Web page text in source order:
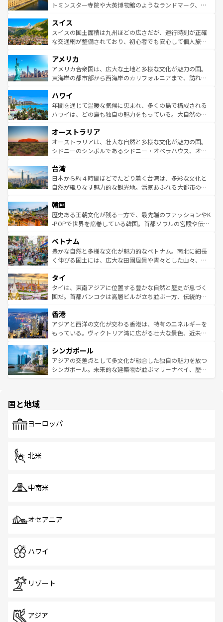
らに、パリ以外の地域にも魅力が溢れており、どの街角に
れる地方に足を運ぶとそれぞれで全く異なる文化を体験で
きるだろう。 なお、新着のフランス情報はコンテンツ一覧
を参照してほしい。
してライン川沿いのワイン畑といった風景は必見。ビール
は、お酒好きな人にはぜひ体験してほしい。 なお、新着の
ドイツ情報はコンテンツ一覧を参照してほしい。
トミンスター寺院や大英博物館のようなランドマーク、歴
リアごとに異なる魅力がある。また、優雅なアフタヌーン
ティー、ビール好きにはたまらない英国パブ、サッカー観
戦など、本場だからこそできる体験も豊富。イギリスを旅
ンツ一覧を参照してほしい。
スイス
スイスの国土面積は九州ほどの広さだが、運行時刻が正確
な交通網が整備されており、初心者でも安心して個人旅行
の建物がそのまま残る町や、スイスならではのユニークな
博物館もあり、アルプス観光だけでなく町歩きも満喫する
ことができる。国民の所得が高いため物価も高いが、旅行
ば市内交通費無料で観光を楽しむこともできる。 なお、新
着のスイス情報はコンテンツ一覧 を参照してほしい。
アメリカ
アメリカ合衆国は、広大な土地と多様な文化が魅力の国。
東海岸の都市部から西海岸のカリフォルニアまで、訪れる
のような巨大都市は、観光、ショッピング、エンターテイ
ンメントが詰まった刺激的なスポットだ。一方、アメリカ
西部には大自然が広がり、グランドキャニオンやイエロー
部のニューオーリンズでは、音楽と美食が融合した独特の
文化が魅力。旅行者はアメリカの各地域で異なる魅力を楽
しみながら、その多様性と豊かな歴史を感じることができ
ならではの贅沢な旅のスタイルだ。 なお、新着のアメリカ
情報はコンテンツ一覧を参照してほしい。
ハワイ
年間を通じて温暖な気候に恵まれ、多くの島で構成される
ハワイは、どの島も独自の魅力をもっている。大自然の神
ワイ島は見逃せない。また、定番の観光地といえばオアフ
島だが、静かな自然を求めるならマウイ島やカウアイ島が
おすすめ。エメラルドグリーンに輝く海をはじめ、豊かな
れるおもてなしの心で訪れる人々を迎えてくれるハワイの
人々、おいしいローカルフードやハワイアンミュージッ
ク、伝統的なフラダンスなど、すべてがハワイの魅力を彩
ワイを、存分に味わってほしい。 なお、新着のハワイ情報
はコンテンツ一覧を参照してほしい。
オーストラリア
オーストラリアは、壮大な自然と多様な文化が魅力の国。
シドニーのシンボルであるシドニー・オペラハウス、オー
リアリーフや大陸中央部にそびえるウルル（エアーズロッ
ク）、タスマニアの美しい原生林やケアンズの熱帯雨林な
ど、見どころがたくさん。また、カフェやワイン、オージ
いる。アクティビティも充実しており、サーフィンやダイ
ビング、ハイキングなど、アウトドア好きにはたまらな
い。オーストラリアの多彩な魅力を存分に味わいつくそ
参照してほしい。
台湾
日本から約４時間ほどでたどり着く台湾は、多彩な文化と
自然が織りなす魅力的な観光地。活気あふれる大都市の台
ン）、静ひつな山岳地帯である台湾東部など、都市の喧騒
と山間の静けさが共存しており、訪れる人に新しい発見と
驚きをもたらしてくれる。また、奥深い台湾の食文化も魅
容にもいいと評判のスイーツなど、バラエティ豊かな料理
が味わえる。 なお、新着の台湾情報は コンテンツ一覧を参
照してほしい。
韓国
歴史ある王朝文化が残る一方で、最先端のファッションやK
-POPで世界を席巻している韓国。首都ソウルの宮殿や伝統
き、地方に足を延ばせば四季折々の自然美を楽しむことが
できる。そして、キムチや焼肉、絶品のストリートフード
まで、さまざまな韓国料理が待っている。夜には、韓国な
リティに包まれながら、韓国の多彩な魅力を心ゆくまで味
わってみてほしい。 なお、新着の韓国情報はコンテンツ一
覧を参照してほしい。
ベトナム
豊かな自然と多様な文化が魅力的なベトナム。南北に細長
く伸びる国土には、広大な田園風景や青々とした山々、世
急速な発展と共に伝統が息づく。ハノイの古い町並みやホ
ーチミン市のフランス統治時代の建物も、独特の雰囲気を
醸し出している。また、バラエティの豊かさとおいしさで
とつ。フォーやバインミー、ベトナムコーヒーなどは、ぜ
ひ現地で味わいたい。どの地域を訪れてもあたたかい人々
が旅行者を迎えてくれるので、きっと忘れられない旅にな
参照してほしい。
タイ
タイは、東南アジアに位置する豊かな自然と歴史が息づく
国だ。首都バンコクは高層ビルが立ち並ぶ一方、伝統的な
の活気が交差している。北部ではチェンマイなどの山岳地
帯で自然と触れ合い、南部ではプーケットやクラビの美し
いビーチでリゾート気分を楽しむことができる。タイ料理
激する。気候は一年中温暖で、どの季節にも異なる楽しみ
が待っている。親しみやすいタイの人々、仏教を中心とし
た文化、そして多様な観光資源が、訪れる旅人を魅了し続
香港
アジアと西洋の文化が交わる香港は、特有のエネルギーを
もっている。ヴィクトリア湾に広がる壮大な景色、近未来
み、どこを訪れても感動するはず。観光スポットが密集し
ており、効率よく見どころを回れるのも魅力。息をのむよ
うな絶景から文化的な体験まで、香港を存分に楽しみ尽く
シンガポール
アジアの交差点として多文化が融合した独自の魅力を放つ
シンガポール。未来的な建築物が並ぶマリーナベイ、歴史
で、ホーカーズは地元の風情を楽しめる外せないスポット
国と地域
ヨーロッパ
北米
中南米
オセアニア
ハワイ
リゾート
アジア